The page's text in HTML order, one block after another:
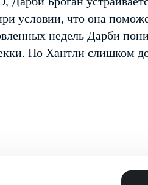
условии, что она
недель Дарби
Но Хантли слишком